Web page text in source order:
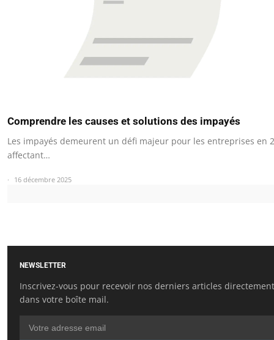
Comprendre les causes et solutions des impayés
Les impayés demeurent un défi majeur pour les entreprises en
affectant…
16 décembre 2025
NEWSLETTER
Inscrivez-vous pour recevoir nos derniers articles directement
dans votre boîte mail.